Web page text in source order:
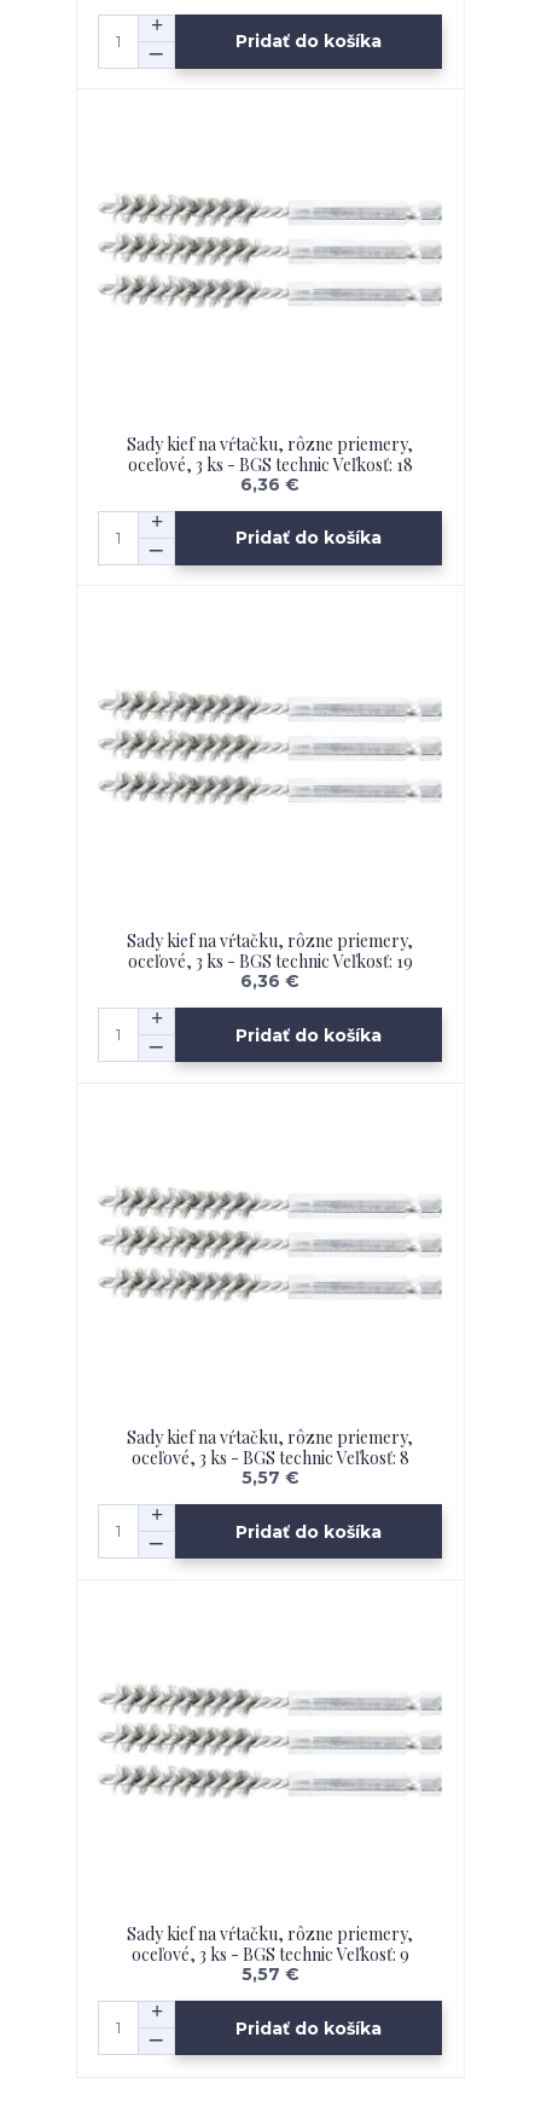
Pridať do košíka
Sady kief na vŕtačku, rôzne priemery,
oceľové, 3 ks - BGS technic Veľkosť: 18
6,36 €
Pridať do košíka
Sady kief na vŕtačku, rôzne priemery,
oceľové, 3 ks - BGS technic Veľkosť: 19
6,36 €
Pridať do košíka
Sady kief na vŕtačku, rôzne priemery,
oceľové, 3 ks - BGS technic Veľkosť: 8
5,57 €
Pridať do košíka
Sady kief na vŕtačku, rôzne priemery,
oceľové, 3 ks - BGS technic Veľkosť: 9
5,57 €
Pridať do košíka